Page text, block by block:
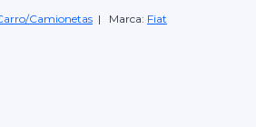
Camionetas | Marca: Fiat